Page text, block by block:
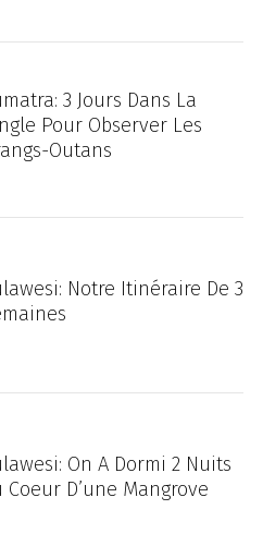
3 Jours Dans La
Pour Observer Les
Outans
Notre Itinéraire De 3
On A Dormi 2 Nuits
Coeur D’une Mangrove